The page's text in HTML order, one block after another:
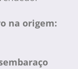
na origem: